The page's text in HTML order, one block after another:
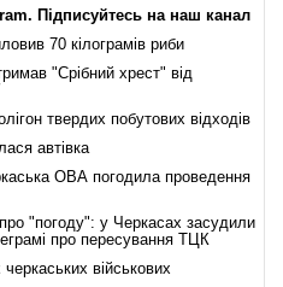
Підписуйтесь на наш канал
70 кілограмів риби
"Срібний хрест" від
твердих побутових відходів
автівка
ОВА погодила проведення
"погоду": у Черкасах засудили
про пересування ТЦК
військових